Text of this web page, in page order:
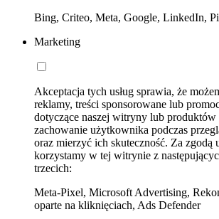
Bing, Criteo, Meta, Google, LinkedIn,
Marketing
Akceptacja tych usług sprawia, że
reklamy, treści sponsorowane lub
dotyczące naszej witryny lub
zachowanie użytkownika podczas
oraz mierzyć ich skuteczność. Za zgodą
korzystamy w tej witrynie z
trzecich:
Meta-Pixel, Microsoft Advertising,
oparte na kliknięciach, Ads Defender